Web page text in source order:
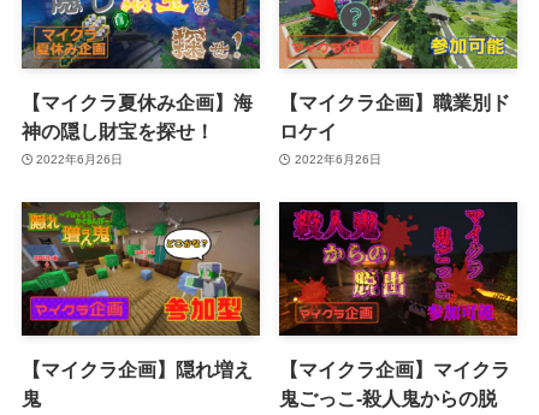
【マイクラ夏休み企画】海
神の隠し財宝を探せ！
2022年6月26日
【マイクラ企画】職業別ド
ロケイ
2022年6月26日
【マイクラ企画】隠れ増え
鬼
【マイクラ企画】マイクラ
鬼ごっこ-殺人鬼からの脱